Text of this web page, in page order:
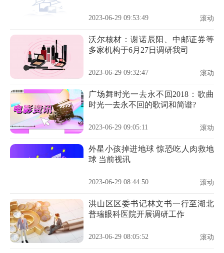
2023-06-29 09:53:49 滚动
沃尔核材：谢诺辰阳、中邮证券等
多家机构于6月27日调研我司
2023-06-29 09:32:47 滚动
广场舞时光一去永不回2018：歌曲
时光一去永不回的歌词和简谱?
2023-06-29 09:05:11 滚动
外星小孩掉进地球 惊恐吃人肉救地
球 当前视讯
2023-06-29 08:44:50 滚动
洪山区区委书记林文书一行至湖北
普瑞眼科医院开展调研工作
2023-06-29 08:05:52 滚动